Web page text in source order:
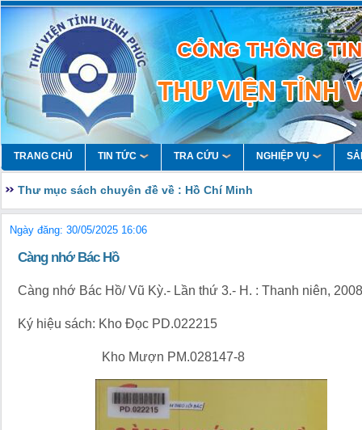
TRANG CHỦ TIN TỨC TRA CỨU NGHIỆP VỤ
Thư mục sách chuyên đề về : Hồ Chí Minh
Ngày đăng: 30/05/2025 16:06
Càng nhớ Bác Hồ
Càng nhớ Bác Hồ/ Vũ Kỳ.- Lần thứ 3.- H. : Thanh niên,
Ký hiệu sách: Kho Đọc PD.022215
Kho Mượn PM.028147-8